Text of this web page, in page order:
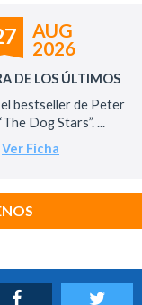
AUG
2026
DE LOS ÚLTIMOS
el bestseller de Peter
Dog Stars”. ...
Ver Ficha